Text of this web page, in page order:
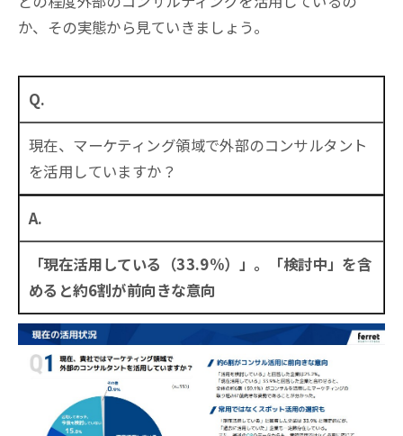
か、その実態から見ていきましょう。
Q.
現在、マーケティング領域で外部のコンサルタント
を活用していますか？
A.
「現在活用している（33.9%）」。「検討中」を含
めると約6割が前向きな意向